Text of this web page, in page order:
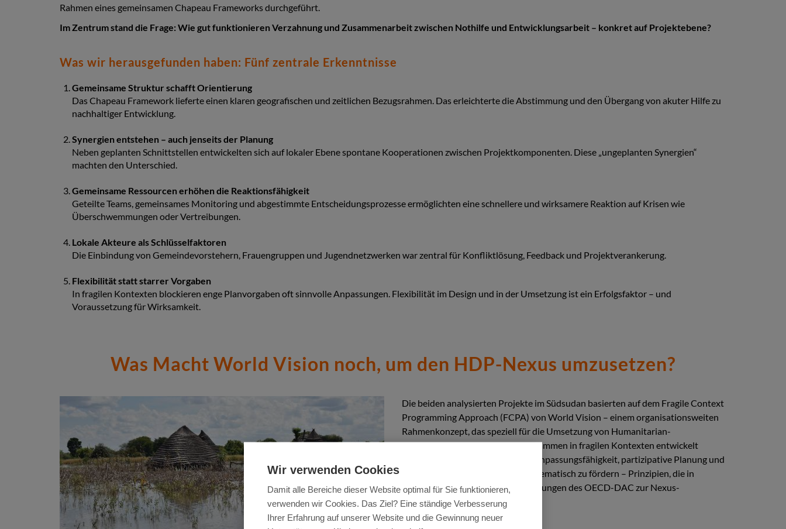
Rahmen eines gemeinsamen Chapeau Frameworks durchgeführt.
Im Zentrum stand die Frage: Wie gut funktionieren Verzahnung und Zusammenarbeit zwischen Nothilfe und Entwicklungsarbeit – konkret auf Projektebene?
Was wir herausgefunden haben: Fünf zentrale Erkenntnisse
Gemeinsame Struktur schafft Orientierung
Das Chapeau Framework lieferte einen klaren geografischen und zeitlichen Bezugsrahmen. Das erleichterte die Abstimmung und den Übergang von akuter Hilfe zu
nachhaltiger Entwicklung.
Synergien entstehen – auch jenseits der Planung
Neben geplanten Schnittstellen entwickelten sich auf lokaler Ebene spontane Kooperationen zwischen Projektkomponenten. Diese „ungeplanten Synergien“
machten den Unterschied.
Gemeinsame Ressourcen erhöhen die Reaktionsfähigkeit
Geteilte Teams, gemeinsames Monitoring und abgestimmte Entscheidungsprozesse ermöglichten eine schnellere und wirksamere Reaktion auf Krisen wie
Überschwemmungen oder Vertreibungen.
Lokale Akteure als Schlüsselfaktoren
Die Einbindung von Gemeindevorstehern, Frauengruppen und Jugendnetzwerken war zentral für Konfliktlösung, Feedback und Projektverankerung.
Flexibilität statt starrer Vorgaben
In fragilen Kontexten blockieren enge Planvorgaben oft sinnvolle Anpassungen. Flexibilität im Design und in der Umsetzung ist ein Erfolgsfaktor – und
Voraussetzung für Wirksamkeit.
Was Macht World Vision noch, um den HDP-Nexus umzusetzen?
Die beiden analysierten Projekte im Südsudan basierten auf dem Fragile Context
Programming Approach (FCPA) von World Vision – einem organisationsweiten
Rahmenkonzept, das speziell für die Umsetzung von Humanitarian-
Development-Peace Nexus-Programmen in fragilen Kontexten entwickelt
wurde. Der FCPA zielt darauf ab, Anpassungsfähigkeit, partizipative Planung und
gemeindebasierte Umsetzung systematisch zu fördern – Prinzipien, die in
direktem Einklang mit den Empfehlungen des OECD-DAC zur Nexus-
Programmierung stehen.
Wir verwenden Cookies
Damit alle Bereiche dieser Website optimal für Sie funktionieren,
verwenden wir Cookies. Das Ziel? Eine ständige Verbesserung
Ihrer Erfahrung auf unserer Website und die Gewinnung neuer